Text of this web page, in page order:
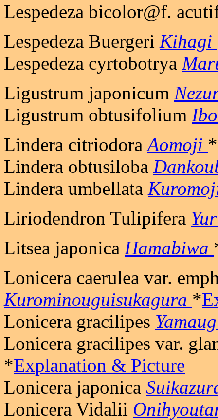
Lespedeza bicolor@f.
Lespedeza Buergeri Kihagi
Lespedeza cyrtobotrya
Ligustrum japonicum
Ligustrum obtusifolium
Lindera citriodoraAomoji *
Lindera obtusiloba
Lindera umbellata
Liriodendron Tulipifera
Litsea japonica Hamabiwa
Lonicera caerulea var.
Kurominouguisukagura *
Lonicera gracilipes
Lonicera gracilipes var.
*Explanation & Picture
Lonicera japonica
Lonicera Vidalii